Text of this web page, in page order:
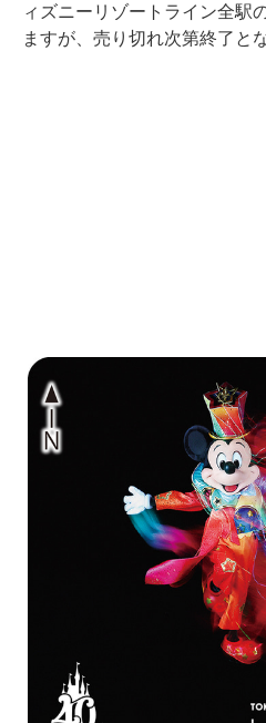
ィズニーリゾートライン全駅
ますが、売り切れ次第終了と